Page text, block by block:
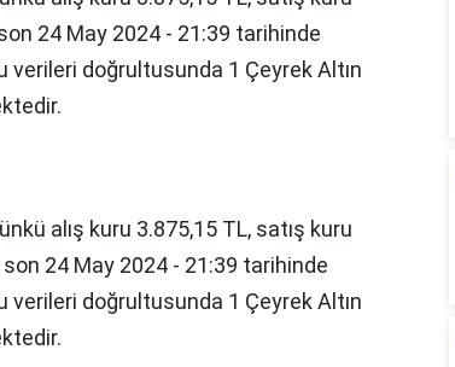
24 May 2024 - 21:39 tarihinde
verileri doğrultusunda 1 Çeyrek Altın
alış kuru 3.875,15 TL, satış kuru
son 24 May 2024 - 21:39 tarihinde
verileri doğrultusunda 1 Çeyrek Altın